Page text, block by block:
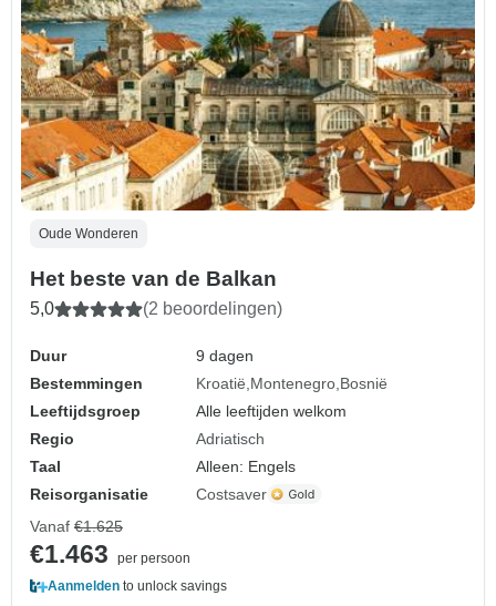
Oude Wonderen
Het beste van de Balkan
5,0 (2 beoordelingen)
Duur
9 dagen
Bestemmingen
Kroatië Montenegro Bosnië
Leeftijdsgroep
Alle leeftijden welkom
Regio
Adriatisch
Taal
Alleen: Engels
Reisorganisatie
Costsaver
Vanaf €1.625
€1.463
per persoon
Aanmelden to unlock savings